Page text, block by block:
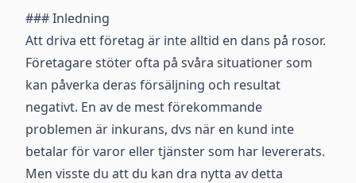
### Inledning
Att driva ett företag är inte alltid en dans på rosor.
Företagare stöter ofta på svåra situationer som
kan påverka deras försäljning och resultat
negativt. En av de mest förekommande
problemen är inkurans, dvs när en kund inte
betalar för varor eller tjänster som har levererats.
Men visste du att du kan dra nytta av detta